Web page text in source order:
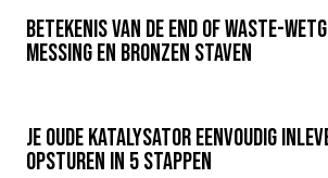
Betekenis van de End of Waste-
messing en bronzen staven
Je oude katalysator eenvoudig
opsturen in 5 stappen